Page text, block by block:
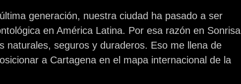
generación, nuestra ciudad ha pasado a ser
en América Latina. Por esa razón en Sonrisa
naturales, seguros y duraderos. Eso me llena de
a Cartagena en el mapa internacional de la